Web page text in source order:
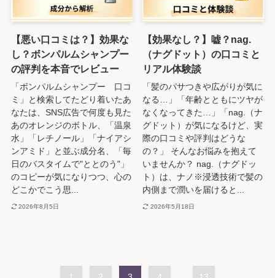
【悪い口コミは？】効果な
し？ボンパルムシャンプー
の評判を本音でレビュー
「ボンパルムシャンプー 口コ
ミ」と検索してたどり着いたあ
なたは、SNS広告で何度も見た
あのオレンジのボトル、「温泉
水」「レチノール」「ナイアシ
ンアミド」と並ぶ成分名、「毎
日のバスタイムで"ととのう"」
のコピーが気になりつつ、心の
どこかでこう思...
2026年8月5日
【効果なし？】嘘？nag.
（ナグドット）の口コミと
リアル体験談
「髪のパサつきや広がりが気に
なる…」「年齢とともにツヤが
なくなってきた…」「nag.（ナ
グドット）が気になるけど、実
際の口コミや評判はどうな
の？」 そんなお悩みを抱えて
いませんか？ nag.（ナグドッ
ト）は、ナノ※浸透技術で髪の
内側まで潤いを届けると...
2026年5月18日